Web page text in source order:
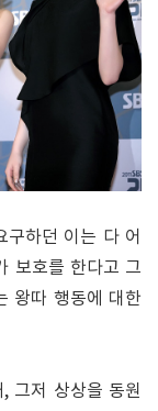
구하던 이는 다 어
보호를 한다고 그
왕따 행동에 대한
그저 상상을 동원